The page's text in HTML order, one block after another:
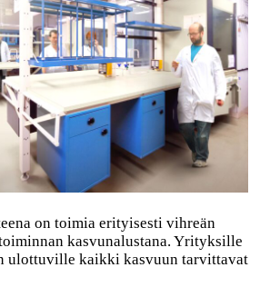
on toimia erityisesti vihreän
kasvunalustana. Yrityksille
ulottuville kaikki kasvuun tarvittavat